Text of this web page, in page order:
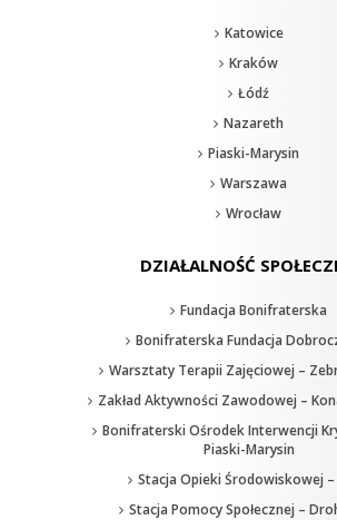
Katowice
Kraków
Łódź
Nazareth
Piaski-Marysin
Warszawa
Wrocław
DZIAŁALNOŚĆ
Fundacja Bonifraterska
Bonifraterska Fundacja
Warsztaty Terapii Zajęciowej –
Zakład Aktywności Zawodowej –
Bonifraterski Ośrodek Interwencji
Piaski-Marysin
Stacja Opieki Środowiskowej
Stacja Pomocy Społecznej –